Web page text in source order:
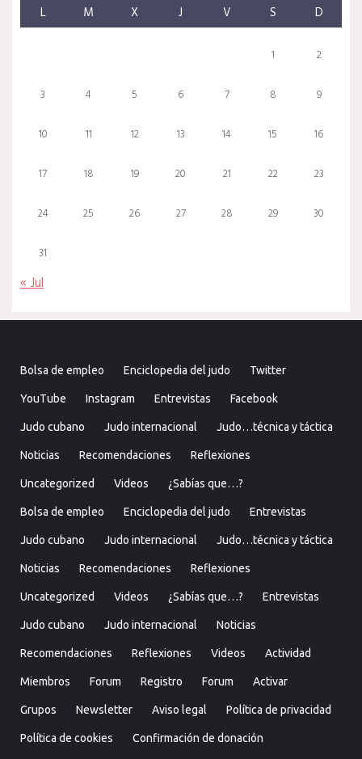
L M X J V S D
1 2
3 4 5 6 7 8 9
10 11 12 13 14 15 16
17 18 19 20 21 22 23
24 25 26 27 28 29 30
31
« Jul
Bolsa de empleo Enciclopedia del judo Twitter
YouTube Instagram Entrevistas Facebook
Judo cubano Judo internacional Judo…técnica y táctica
Noticias Recomendaciones Reflexiones
Uncategorized Videos ¿Sabías que…?
Bolsa de empleo Enciclopedia del judo Entrevistas
Judo cubano Judo internacional Judo…técnica y táctica
Noticias Recomendaciones Reflexiones
Uncategorized Videos ¿Sabías que…? Entrevistas
Judo cubano Judo internacional Noticias
Recomendaciones Reflexiones Videos Actividad
Miembros Forum Registro Forum Activar
Grupos Newsletter Aviso legal Política de privacidad
Política de cookies Confirmación de donación